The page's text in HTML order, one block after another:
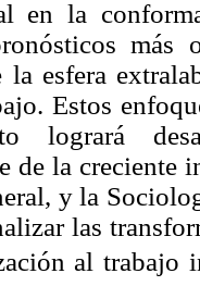
en la
más
la esfera
Estos
logrará
de la creciente
y la
las
al trabajo